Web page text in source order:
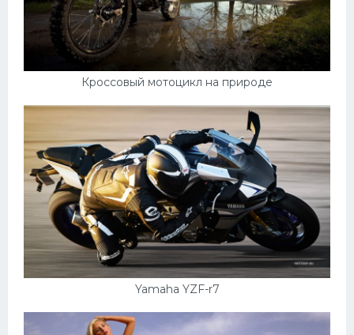
Кроссовый мотоцикл на природе
Yamaha YZF-r7